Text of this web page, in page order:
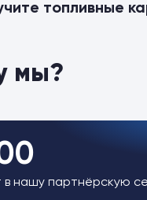
топливные
мы?
в нашу партнёрскую